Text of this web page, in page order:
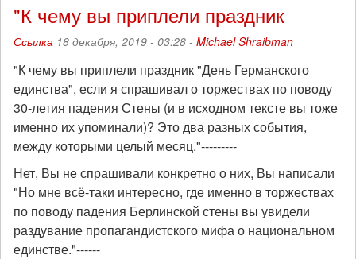
"К чему вы приплели праздник
Ссылка 18 декабря, 2019 - 03:28 - Michael Shraibman
"К чему вы приплели праздник "День Германского
единства", если я спрашивал о торжествах по поводу
30-летия падения Стены (и в исходном тексте вы тоже
именно их упоминали)? Это два разных события,
между которыми целый месяц."---------
Нет, Вы не спрашивали конкретно о них, Вы написали
"Но мне всё-таки интересно, где именно в торжествах
по поводу падения Берлинской стены вы увидели
раздувание пропагандистского мифа о национальном
единстве."------